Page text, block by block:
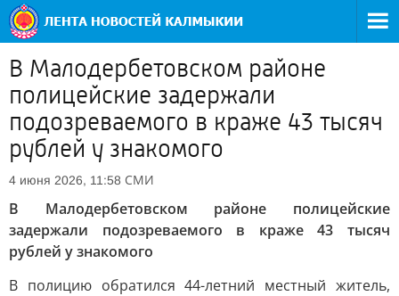
В Малодербетовском районе
полицейские задержали
подозреваемого в краже 43 тысяч
рублей у знакомого
4 июня 2026, 11:58 СМИ
В Малодербетовском районе полицейские
задержали подозреваемого в краже 43 тысяч
рублей у знакомого
В полицию обратился 44-летний местный житель,